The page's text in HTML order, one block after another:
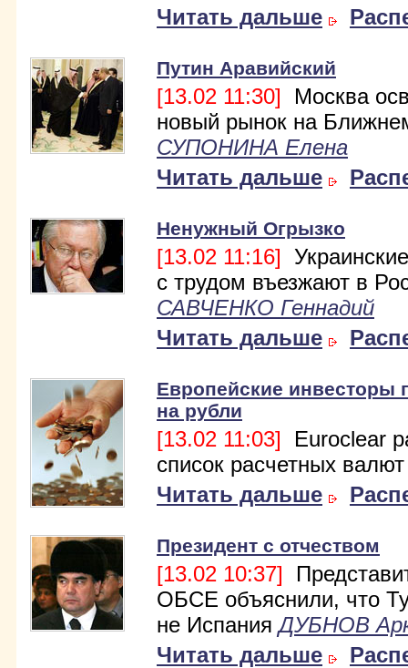
Читать дальше
Путин Аравийский
[13.02 11:30] Москва
новый рынок на
СУПОНИНА Елена
Читать дальше
Ненужный Огрызко
[13.02 11:16]
с трудом въезжают в
САВЧЕНКО Геннадий
Читать дальше
Европейские инвесторы
на рубли
[13.02 11:03] Euroclear
список расчетных валют
Читать дальше
Президент с отчеством
[13.02 10:37]
ОБСЕ объяснили, что
не ИспанияДУБНОВ
Читать дальше